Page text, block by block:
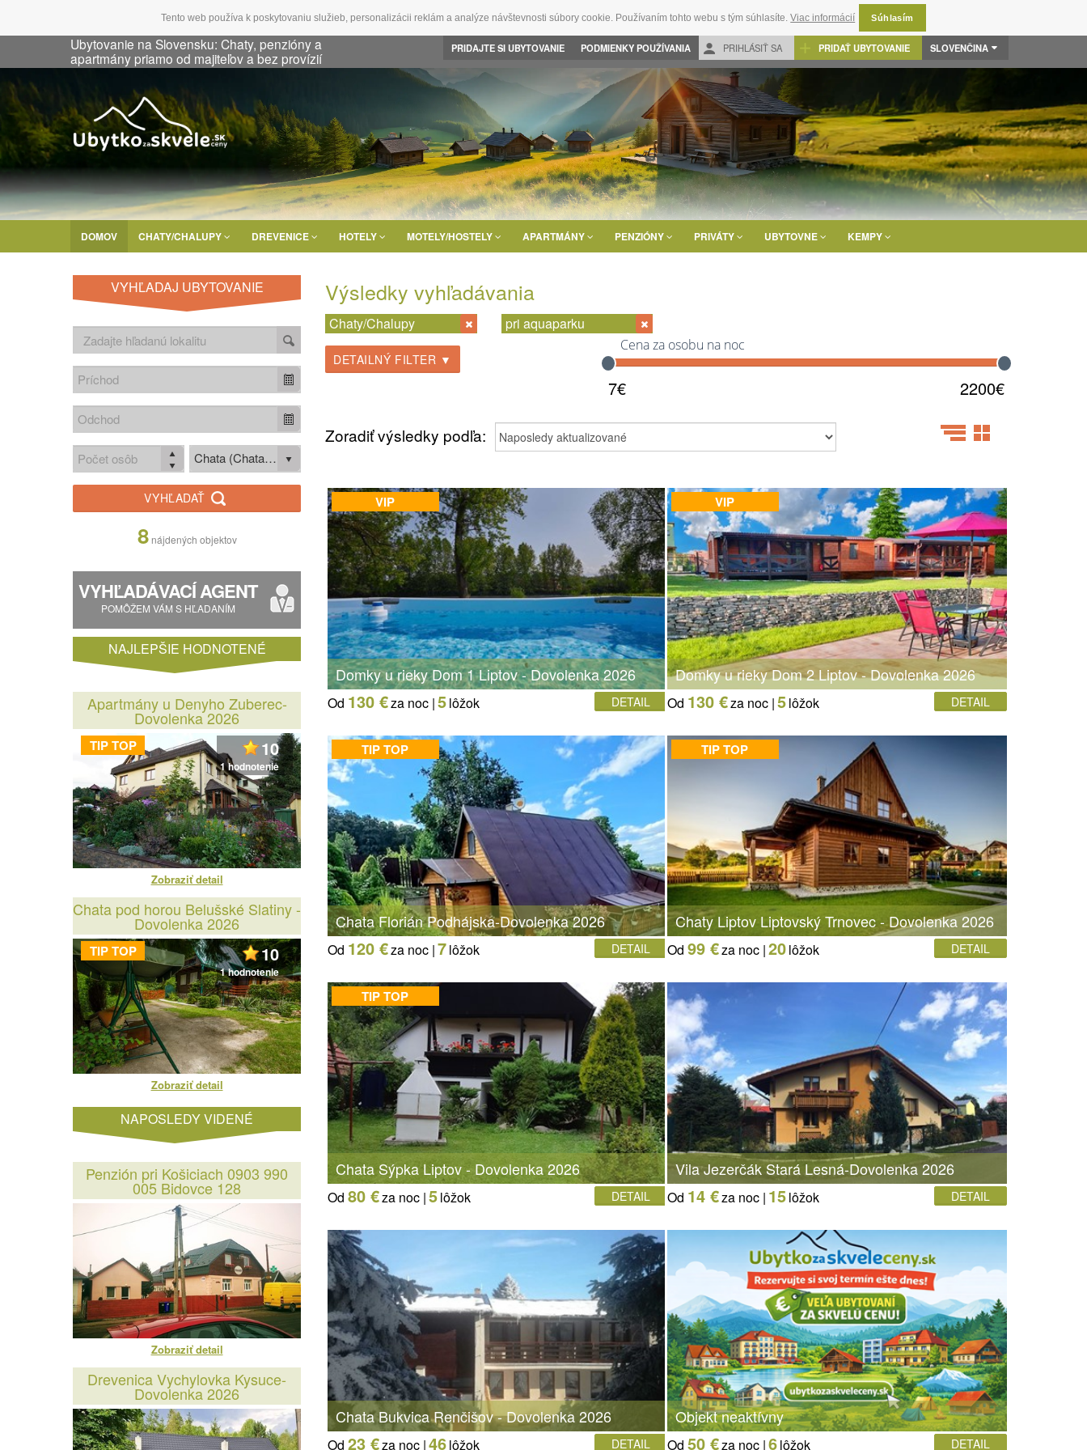
Tento web používa k poskytovaniu služieb, personalizácii reklám a analýze návštevnosti súbory cookie. Používaním tohto webu s tým súhlasíte.Viac informácií Súhlasím
Ubytovanie na Slovensku: Chaty, penzióny a
apartmány priamo od majiteľov a bez provízií
PRIDAJTE SI UBYTOVANIE PODMIENKY POUŽÍVANIA PRIHLÁSIŤ SA PRIDAŤ UBYTOVANIE SLOVENČINA
DOMOV CHATY/CHALUPY DREVENICE HOTELY MOTELY/HOSTELY APARTMÁNY PENZIÓNY PRIVÁTY UBYTOVNE KEMPY
VYHĽADAJ UBYTOVANIE
Chata (Chata / Chalupa)
VYHĽADAŤ
8 nájdených objektov
VYHĽADÁVACÍ AGENT
POMÔŽEM VÁM S HĽADANÍM
NAJLEPŠIE HODNOTENÉ
Apartmány u Denyho Zuberec-
Dovolenka 2026
TIP TOP 10
1 hodnotenie
Zobraziť detail
Chata pod horou Belušské Slatiny -
Dovolenka 2026
TIP TOP 10
1 hodnotenie
Zobraziť detail
NAPOSLEDY VIDENÉ
Penzión pri Košiciach 0903 990
005 Bidovce 128
Zobraziť detail
Drevenica Vychylovka Kysuce-
Dovolenka 2026
Výsledky vyhľadávania
Chaty/Chalupy pri aquaparku
DETAILNÝ FILTER ▼
Cena za osobu na noc
7€ 2200€
Zoradiť výsledky podľa:
VIP
Domky u rieky Dom 1 Liptov - Dovolenka 2026
Od 130 €za noc |5lôžok DETAIL
VIP
Domky u rieky Dom 2 Liptov - Dovolenka 2026
Od 130 €za noc |5lôžok DETAIL
TIP TOP
Chata Florián Podhájska-Dovolenka 2026
Od 120 €za noc |7lôžok DETAIL
TIP TOP
Chaty Liptov Liptovský Trnovec - Dovolenka 2026
Od 99 €za noc |20lôžok DETAIL
TIP TOP
Chata Sýpka Liptov - Dovolenka 2026
Od 80 €za noc |5lôžok DETAIL
Vila Jezerčák Stará Lesná-Dovolenka 2026
Od 14 €za noc | 15lôžok DETAIL
Chata Bukvica Renčišov - Dovolenka 2026
Od 23 €za noc |46lôžok DETAIL
Objekt neaktívny
Od 50 €za noc |6lôžok DETAIL